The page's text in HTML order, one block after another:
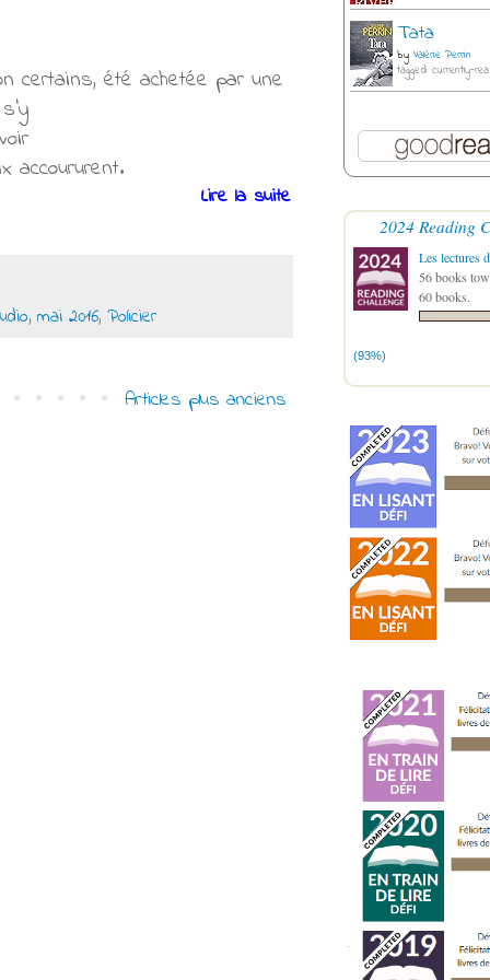
certains, été achetée par une
accoururent.
Lire la suite
, mai 2016, Policier
Articles plus anciens
Tata
by Valérie Perrin
tagged: currently-
2024 Reading
Les lectures
56 books
60 books.
(93%)